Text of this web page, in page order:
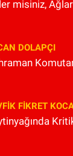
misiniz, Ağlar
DOLAPÇI
FIKRET